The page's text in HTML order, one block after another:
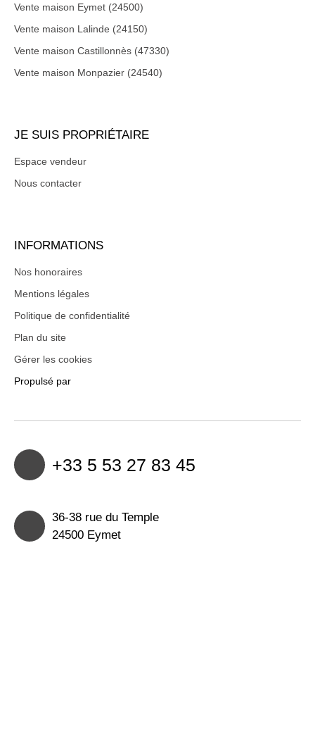
Vente maison Eymet (24500)
Vente maison Lalinde (24150)
Vente maison Castillonnès (47330)
Vente maison Monpazier (24540)
JE SUIS PROPRIÉTAIRE
Espace vendeur
Nous contacter
INFORMATIONS
Nos honoraires
Mentions légales
Politique de confidentialité
Plan du site
Gérer les cookies
Propulsé par
+33 5 53 27 83 45
36-38 rue du Temple
24500 Eymet